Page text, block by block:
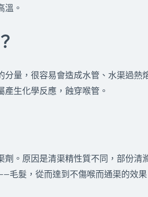
溫。
分量，很容易會造成水管、水渠過
生化學反應，蝕穿喉管。
劑。原因是清渠精性質不同，部份
毛髮，從而達到不傷喉而通渠的效